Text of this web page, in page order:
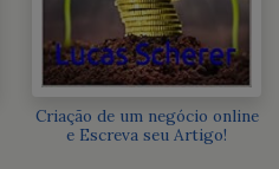
Criação de um negócio online
e Escreva seu Artigo!